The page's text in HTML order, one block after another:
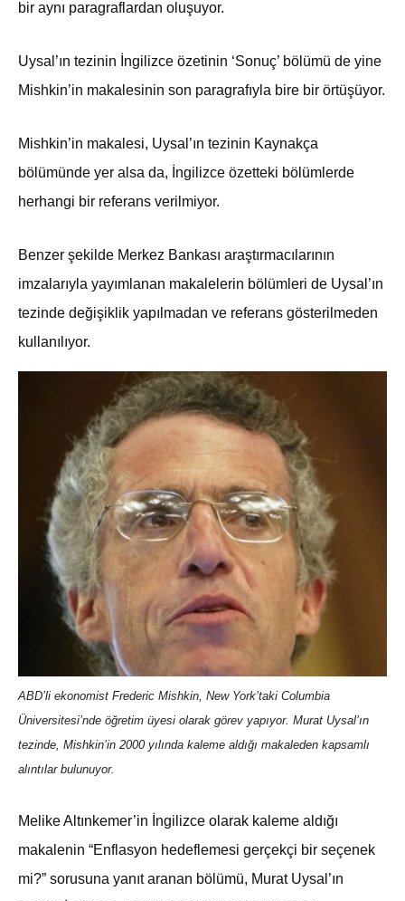
bir aynı paragraflardan oluşuyor.
Uysal’ın tezinin İngilizce özetinin ‘Sonuç’ bölümü de yine
Mishkin’in makalesinin son paragrafıyla bire bir örtüşüyor.
Mishkin’in makalesi, Uysal’ın tezinin Kaynakça
bölümünde yer alsa da, İngilizce özetteki bölümlerde
herhangi bir referans verilmiyor.
Benzer şekilde Merkez Bankası araştırmacılarının
imzalarıyla yayımlanan makalelerin bölümleri de Uysal’ın
tezinde değişiklik yapılmadan ve referans gösterilmeden
kullanılıyor.
ABD’li ekonomist Frederic Mishkin, New York’taki Columbia
Üniversitesi’nde öğretim üyesi olarak görev yapıyor. Murat Uysal’ın
tezinde, Mishkin’in 2000 yılında kaleme aldığı makaleden kapsamlı
alıntılar bulunuyor.
Melike Altınkemer’in İngilizce olarak kaleme aldığı
makalenin “Enflasyon hedeflemesi gerçekçi bir seçenek
mi?” sorusuna yanıt aranan bölümü, Murat Uysal’ın